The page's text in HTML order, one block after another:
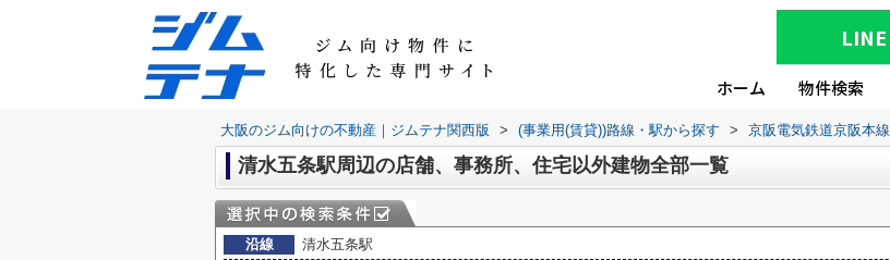
LINE
ホーム 物件検索
大阪のジム向けの不動産｜ジムテナ関西版 > (事業用(賃貸))路線・駅から探す > 京阪電気鉄道京阪本線
清水五条駅周辺の店舗、事務所、住宅以外建物全部一覧
沿線
清水五条駅